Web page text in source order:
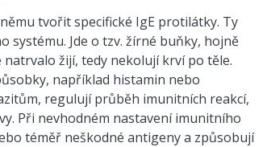
tvořit specifické IgE protilátky. Ty
systému. Jde o tzv. žírné buňky, hojně
natrvalo žijí, tedy nekolují krví po těle.
například histamin nebo
regulují průběh imunitních reakcí,
Při nevhodném nastavení imunitního
téměř neškodné antigeny a způsobují